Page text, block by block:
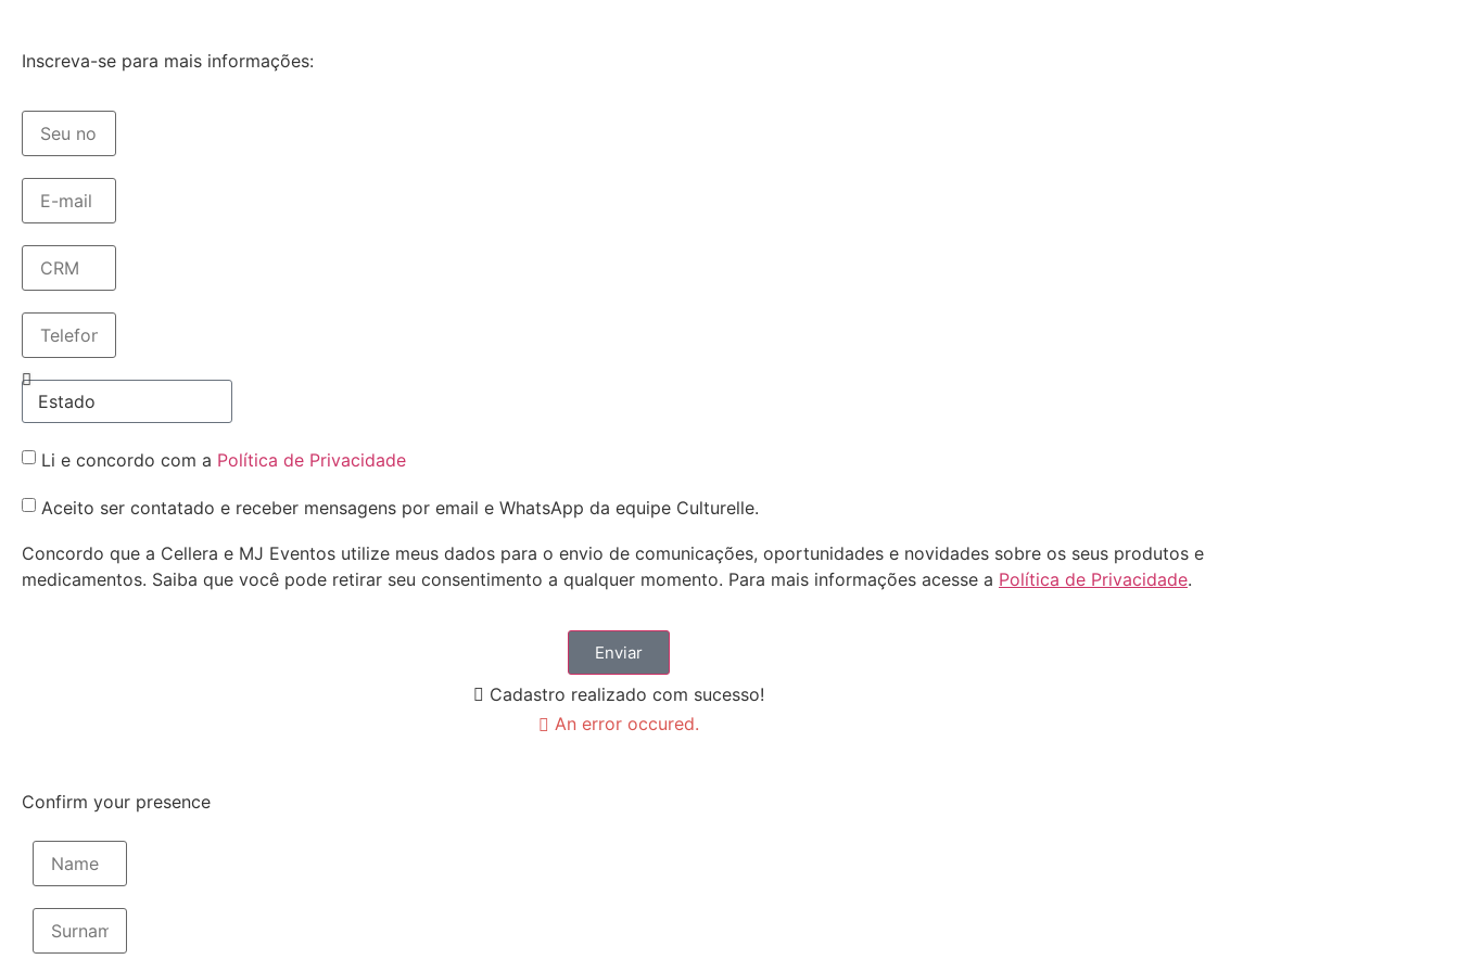
Inscreva-se para mais informações:
Li e concordo com a Política de Privacidade
Aceito ser contatado e receber mensagens por email e WhatsApp da equipe Culturelle.
Concordo que a Cellera e MJ Eventos utilize meus dados para o envio de comunicações, oportunidades e novidades sobre os seus produtos e
medicamentos. Saiba que você pode retirar seu consentimento a qualquer momento. Para mais informações acesse a Política de Privacidade.
Enviar
Cadastro realizado com sucesso!
An error occured.
Confirm your presence